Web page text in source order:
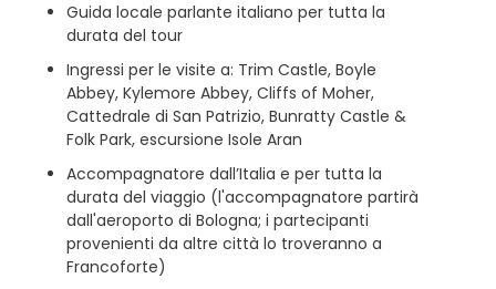
Guida locale parlante italiano per tutta la
durata del tour
Ingressi per le visite a: Trim Castle, Boyle
Abbey, Kylemore Abbey, Cliffs of Moher,
Cattedrale di San Patrizio, Bunratty Castle &
Folk Park, escursione Isole Aran
Accompagnatore dall’Italia e per tutta la
durata del viaggio (l'accompagnatore partirà
dall'aeroporto di Bologna; i partecipanti
provenienti da altre città lo troveranno a
Francoforte)